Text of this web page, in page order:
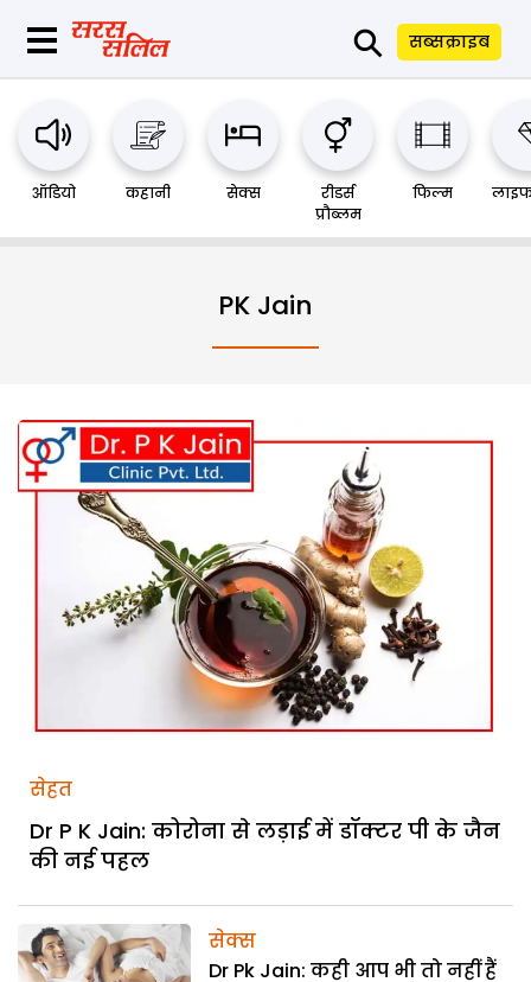
⚲ सब्सक्राइब
ऑडियो कहानी सेक्स
रीडर्स
प्रौब्लम
फिल्म
PK Jain
सेहत
Dr P K Jain: कोरोना से लड़ाई में डॉक्टर पी के जैन
की नई पहल
सेक्स
Dr Pk Jain: कही आप भी तो नहीं हैं